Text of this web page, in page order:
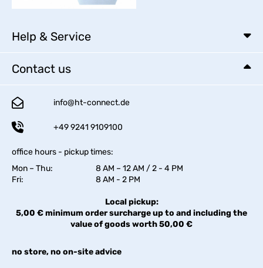
Help & Service
Contact us
info@ht-connect.de
+49 9241 9109100
office hours - pickup times:
Mon – Thu:
8 AM – 12 AM / 2 - 4 PM
Fri:
8 AM - 2 PM
Local pickup:
5,00 € minimum order surcharge up to and including the
value of goods worth 50,00 €
no store, no on-site advice